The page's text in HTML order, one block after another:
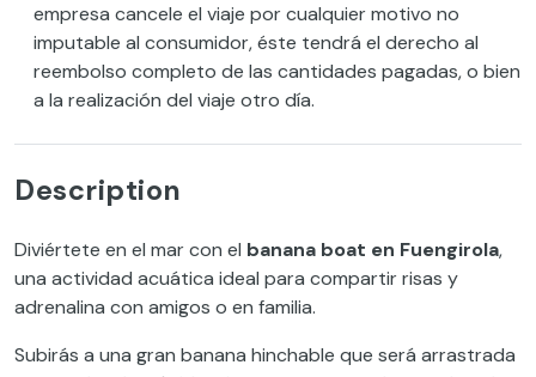
empresa cancele el viaje por cualquier motivo no
imputable al consumidor, éste tendrá el derecho al
reembolso completo de las cantidades pagadas, o bien
a la realización del viaje otro día.
Description
Diviértete en el mar con el banana boat en Fuengirola,
una actividad acuática ideal para compartir risas y
adrenalina con amigos o en familia.
Subirás a una gran banana hinchable que será arrastrada